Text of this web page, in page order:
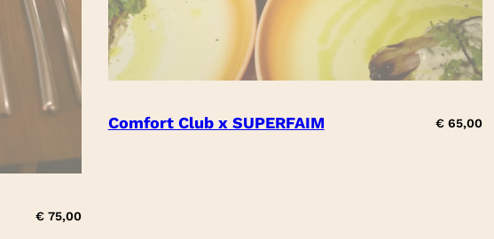
€75,00
Comfort Club x SUPERFAIM € 65,00